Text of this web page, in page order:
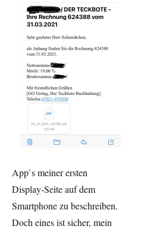
App`s meiner ersten
Display-Seite auf dem
Smartphone zu beschreiben.
Doch eines ist sicher, mein